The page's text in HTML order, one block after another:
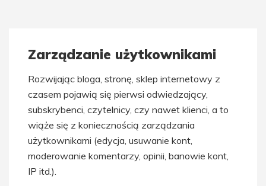
Zarządzanie użytkownikami
Rozwijając bloga, stronę, sklep internetowy z
czasem pojawią się pierwsi odwiedzający,
subskrybenci, czytelnicy, czy nawet klienci, a to
wiąże się z koniecznością zarządzania
użytkownikami (edycja, usuwanie kont,
moderowanie komentarzy, opinii, banowie kont,
IP itd.).